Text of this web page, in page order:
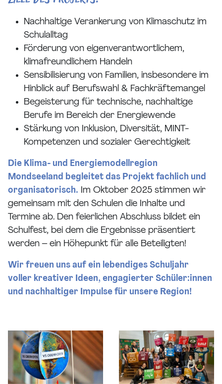
Nachhaltige Verankerung von Klimaschutz im
Schulalltag
Förderung von eigenverantwortlichem,
klimafreundlichem Handeln
Sensibilisierung von Familien, insbesondere im
Hinblick auf Berufswahl & Fachkräftemangel
Begeisterung für technische, nachhaltige
Berufe im Bereich der Energiewende
Stärkung von Inklusion, Diversität, MINT-
Kompetenzen und sozialer Gerechtigkeit
Die Klima- und Energiemodellregion
Mondseeland begleitet das Projekt fachlich und
organisatorisch. Im Oktober 2025 stimmen wir
gemeinsam mit den Schulen die Inhalte und
Termine ab. Den feierlichen Abschluss bildet ein
Schulfest, bei dem die Ergebnisse präsentiert
werden – ein Höhepunkt für alle Beteiligten!
Wir freuen uns auf ein lebendiges Schuljahr
voller kreativer Ideen, engagierter Schüler:innen
und nachhaltiger Impulse für unsere Region!